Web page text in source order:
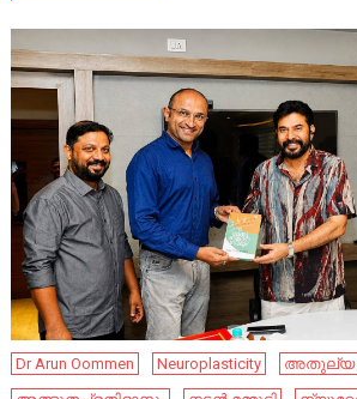
Dr Arun Oommen Neuroplasticity
അതുല്യ